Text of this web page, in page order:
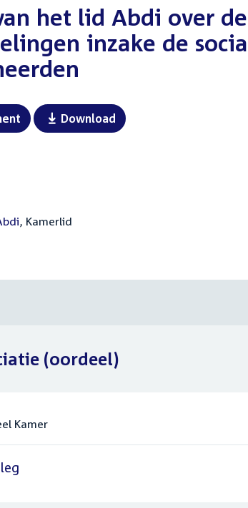
het lid Abdi over
inzake de
Download
, Kamerlid
(oordeel)
Kamer